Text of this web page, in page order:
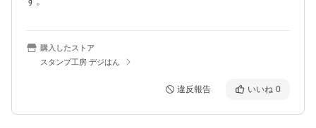
購入したストア
スタンプ工房 デジはん
違反報告 いいね 0